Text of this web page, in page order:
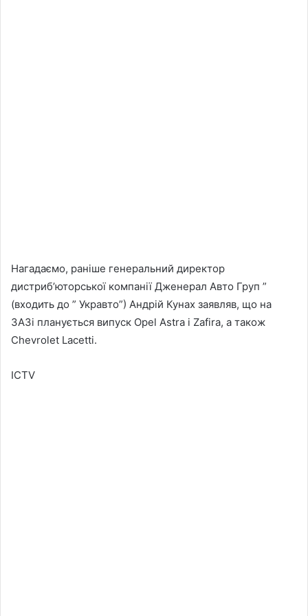
Нагадаємо, раніше генеральний директор
дистриб’юторської компанії Дженерал Авто Груп ”
(входить до ” Укравто”) Андрій Кунах заявляв, що на
ЗАЗі планується випуск Opel Astra і Zafira, а також
Chevrolet Lacetti.
ICTV